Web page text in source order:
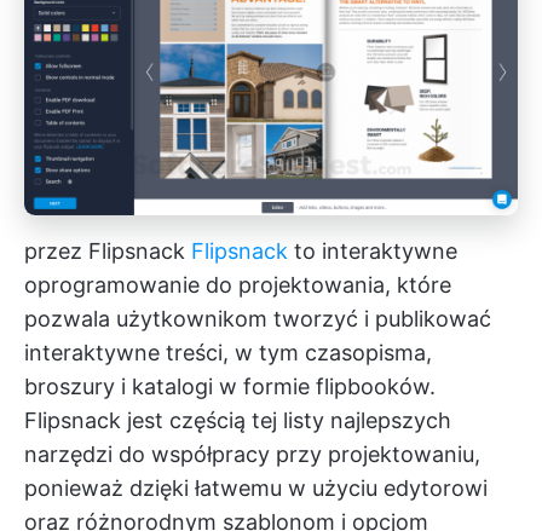
przez Flipsnack Flipsnack to interaktywne
oprogramowanie do projektowania, które
pozwala użytkownikom tworzyć i publikować
interaktywne treści, w tym czasopisma,
broszury i katalogi w formie flipbooków.
Flipsnack jest częścią tej listy najlepszych
narzędzi do współpracy przy projektowaniu,
ponieważ dzięki łatwemu w użyciu edytorowi
oraz różnorodnym szablonom i opcjom